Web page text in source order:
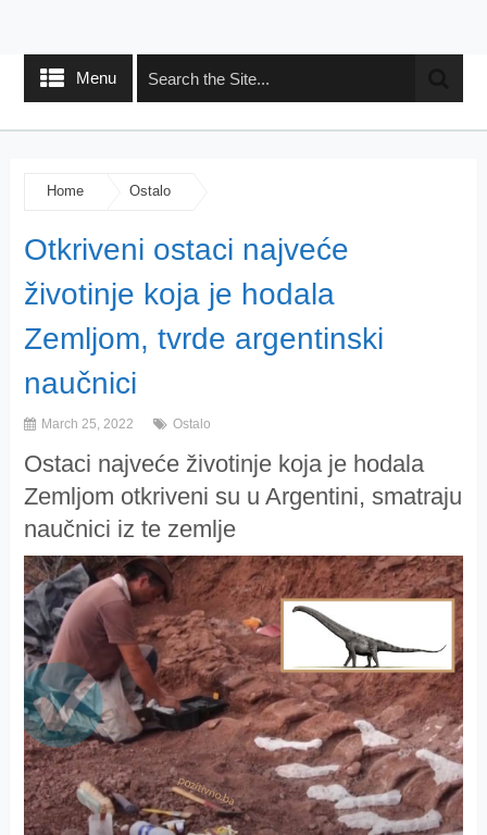
Menu
Home Ostalo
Otkriveni ostaci najveće
životinje koja je hodala
Zemljom, tvrde argentinski
naučnici
March 25, 2022 Ostalo
Ostaci najveće životinje koja je hodala
Zemljom otkriveni su u Argentini, smatraju
naučnici iz te zemlje